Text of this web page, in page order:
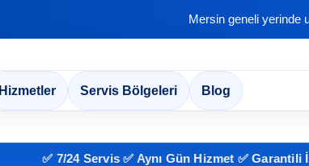
Mersin geneli yerinde
Hizmetler Servis Bölgeleri Blog
✅ 7/24 Servis ✅ Aynı Gün Hizmet ✅ Garantili İşçilik